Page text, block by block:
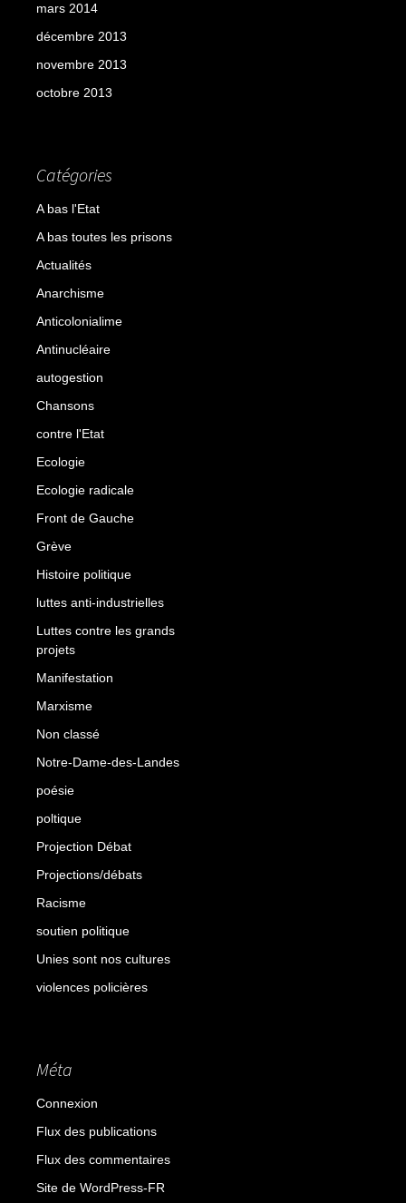
mars 2014
décembre 2013
novembre 2013
octobre 2013
Catégories
A bas l'Etat
A bas toutes les prisons
Actualités
Anarchisme
Anticolonialime
Antinucléaire
autogestion
Chansons
contre l'Etat
Ecologie
Ecologie radicale
Front de Gauche
Grève
Histoire politique
luttes anti-industrielles
Luttes contre les grands
projets
Manifestation
Marxisme
Non classé
Notre-Dame-des-Landes
poésie
poltique
Projection Débat
Projections/débats
Racisme
soutien politique
Unies sont nos cultures
violences policières
Méta
Connexion
Flux des publications
Flux des commentaires
Site de WordPress-FR